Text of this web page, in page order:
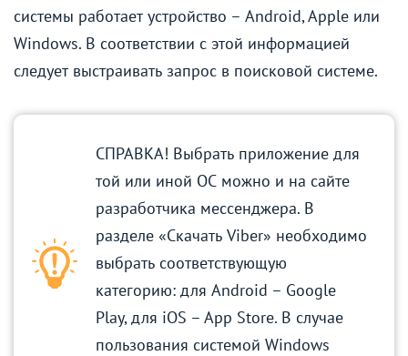
системы работает устройство – Android, Apple или
Windows. В соответствии с этой информацией
следует выстраивать запрос в поисковой системе.
СПРАВКА! Выбрать приложение для
той или иной ОС можно и на сайте
разработчика мессенджера. В
разделе «Скачать Viber» необходимо
выбрать соответствующую
категорию: для Android – Google
Play, для iOS – App Store. В случае
пользования системой Windows